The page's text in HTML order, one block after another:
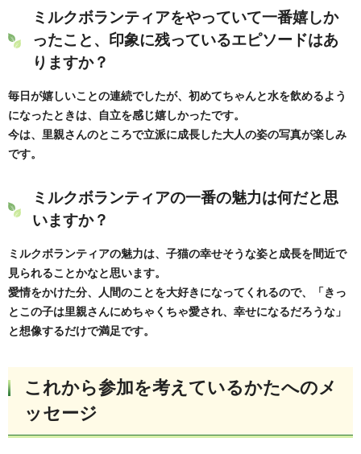
ミルクボランティアをやっていて一番嬉しか
ったこと、印象に残っているエピソードはあ
りますか？
毎日が嬉しいことの連続でしたが、初めてちゃんと水を飲めるよう
になったときは、自立を感じ嬉しかったです。
今は、里親さんのところで立派に成長した大人の姿の写真が楽しみ
です。
ミルクボランティアの一番の魅力は何だと思
いますか？
ミルクボランティアの魅力は、子猫の幸せそうな姿と成長を間近で
見られることかなと思います。
愛情をかけた分、人間のことを大好きになってくれるので、「きっ
とこの子は里親さんにめちゃくちゃ愛され、幸せになるだろうな」
と想像するだけで満足です。
これから参加を考えているかたへのメ
ッセージ